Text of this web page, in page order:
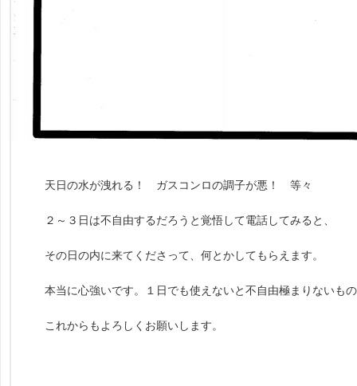
天日の水が洩れる！ ガスコンロの調子が悪！ 等々
２～３日は不自由するだろうと覚悟して電話してみると、
その日の内に来てくださって、何とかしてもらえます。
本当に心強いです。１日でも使えないと不自由極まりないもの
これからもよろしくお願いします。